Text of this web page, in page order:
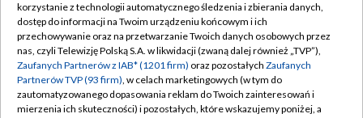
TVP
Abonament TVP
Emisja w TVP
Centrum informacji TVP
Naziemna Telewizja Cyfrowa
Regulamin TVP
Polityka prywatności
Moje zgody
korzystanie z technologii automatycznego śledzenia i zbierania danych,
dostęp do informacji na Twoim urządzeniu końcowym i ich
przechowywanie oraz na przetwarzanie Twoich danych osobowych przez
nas, czyli Telewizję Polską S.A. w likwidacji (zwaną dalej również „TVP”),
Zaufanych Partnerów z IAB* (1201 firm) oraz pozostałych Zaufanych
Partnerów TVP (93 firm), w celach marketingowych (w tym do
zautomatyzowanego dopasowania reklam do Twoich zainteresowań i
mierzenia ich skuteczności) i pozostałych, które wskazujemy poniżej, a